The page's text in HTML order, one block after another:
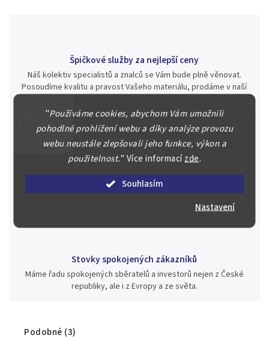
"Používáme cookies, abychom Vám umožnili
pohodlné prohlížení webu a díky analýze provozu
webu neustále zlepšovali jeho funkce, výkon a
použitelnost." Více informacízde.
Souhlasím
Nastavení
Špičkové služby za nejlepší ceny
Náš kolektiv specialistů a znalců se Vám bude plně věnovat.
Posoudíme kvalitu a pravost Vašeho materiálu, prodáme v naší
Jsme zde pro Vás nepřetržitě již od roku 2000
Během té doby jsme v našich aukcích prodali významné sbírky i
jednotlivé kusy unikátních mincí, bankovek, řádů a vyznamenání
Stovky spokojených zákazníků
Máme řadu spokojených sběratelů a investorů nejen z České
republiky, ale i z Evropy a ze světa.
Podobné (3)